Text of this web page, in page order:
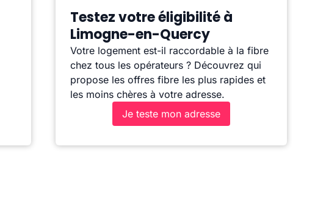
Testez votre éligibilité à
Limogne-en-Quercy
Votre logement est-il raccordable à la fibre
chez tous les opérateurs ? Découvrez qui
propose les offres fibre les plus rapides et
les moins chères à votre adresse.
Je teste mon adresse